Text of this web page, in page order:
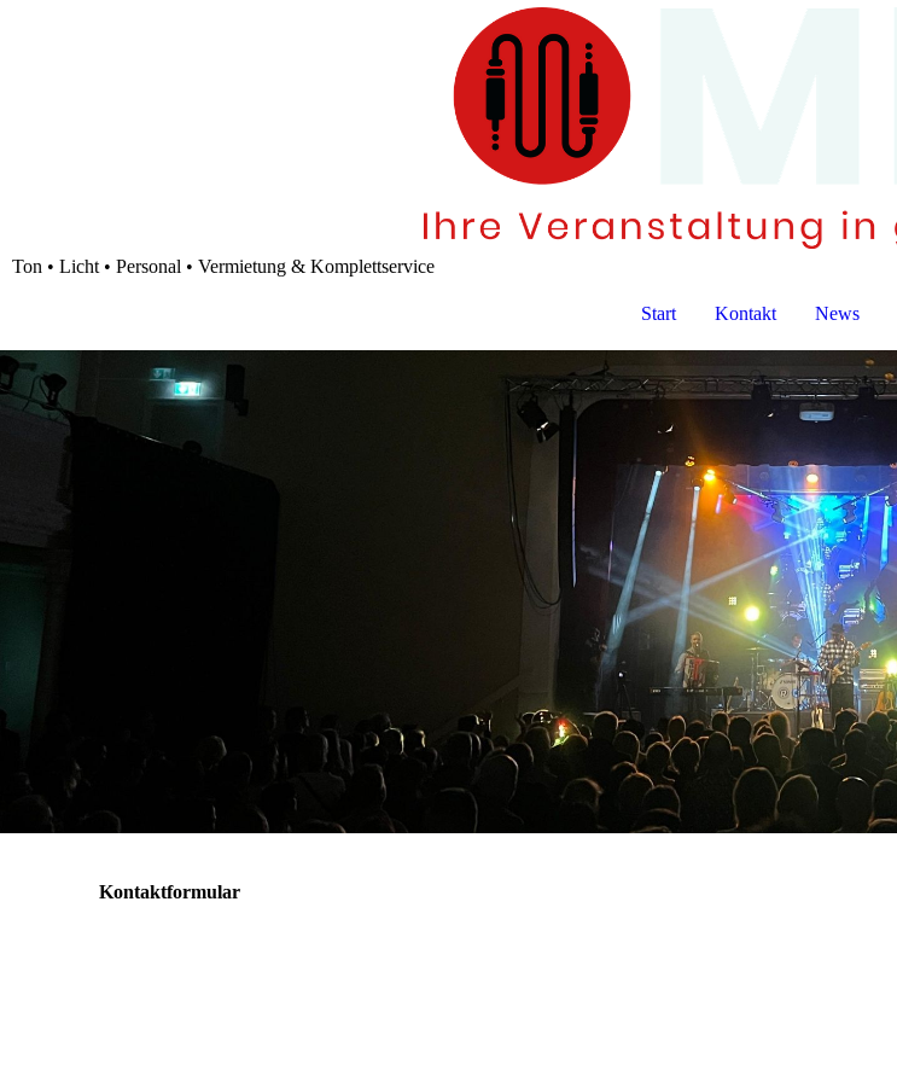
Ton • Licht • Personal • Vermietung & Komplettservice
Start Kontakt News
Kontaktformular